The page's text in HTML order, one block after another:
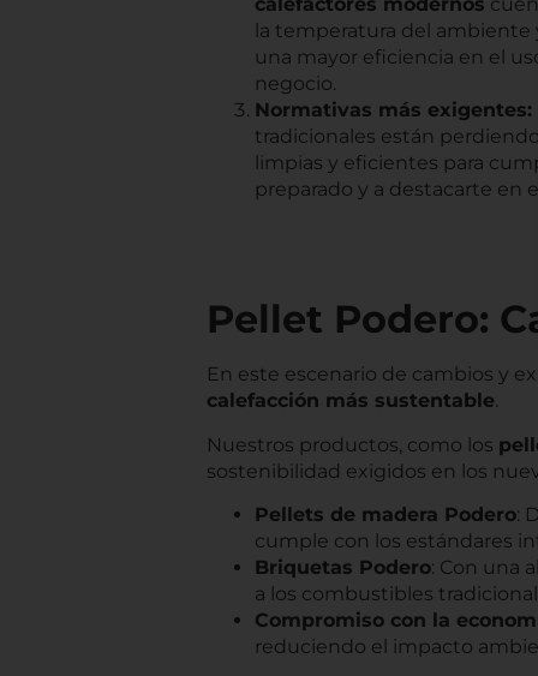
la temperatura del ambiente
una mayor eficiencia en el
negocio.
Normativas más exigentes:
tradicionales están
limpias y eficientes para
preparado y a destacarte en
Pellet Podero:
En este escenario de cambios y
calefacción más sustentable.
Nuestros productos, como los
sostenibilidad exigidos en los
Pellets de madera Podero:
cumple con los estándares
Briquetas Podero: Con una
a los combustibles
Compromiso con la
reduciendo el impacto